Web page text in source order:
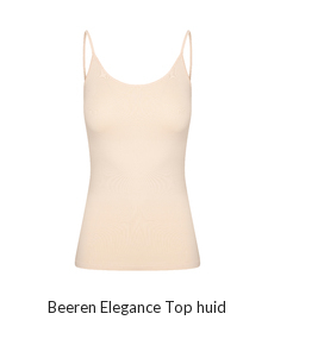
Beeren Elegance Top huid